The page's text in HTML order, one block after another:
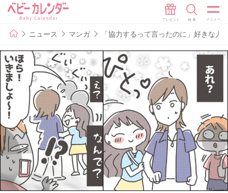
ニュース マンガ 「協力するって言ったのに」好きな